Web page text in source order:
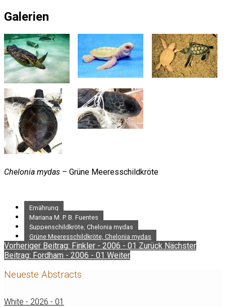
Galerien
Chelonia mydas – Grüne Meeresschildkröte
Ernährung
Mariana M. P. B. Fuentes
Suppenschildkröte, Chelonia mydas
Grüne Meeresschildkröte, Chelonia mydas
Vorheriger Beitrag: Finkler - 2006 - 01 Zurück Nächster
Beitrag: Fordham - 2006 - 01 Weiter
Neueste Abstracts
White - 2026 - 01